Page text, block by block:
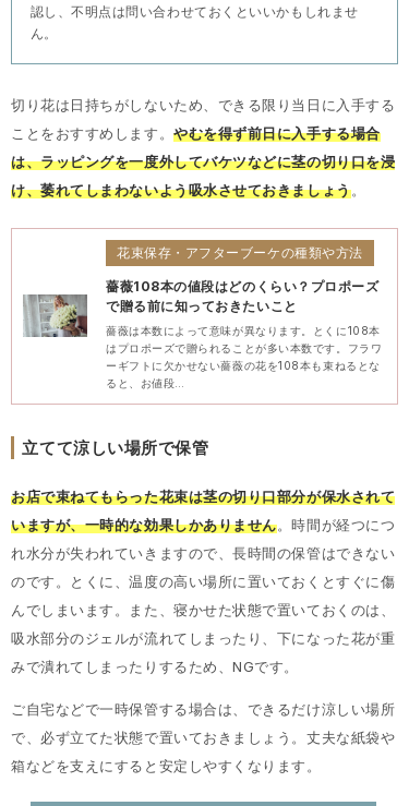
認し、不明点は問い合わせておくといいかもしれませ
ん。
切り花は日持ちがしないため、できる限り当日に入手する
ことをおすすめします。やむを得ず前日に入手する場合
は、ラッピングを一度外してバケツなどに茎の切り口を浸
け、萎れてしまわないよう吸水させておきましょう。
花束保存・アフターブーケの種類や方法
薔薇108本の値段はどのくらい？プロポーズ
で贈る前に知っておきたいこと
薔薇は本数によって意味が異なります。とくに108本
はプロポーズで贈られることが多い本数です。フラワ
ーギフトに欠かせない薔薇の花を108本も束ねるとな
ると、お値段…
立てて涼しい場所で保管
お店で束ねてもらった花束は茎の切り口部分が保水されて
いますが、一時的な効果しかありません。時間が経つにつ
れ水分が失われていきますので、長時間の保管はできない
のです。とくに、温度の高い場所に置いておくとすぐに傷
んでしまいます。また、寝かせた状態で置いておくのは、
吸水部分のジェルが流れてしまったり、下になった花が重
みで潰れてしまったりするため、NGです。
ご自宅などで一時保管する場合は、できるだけ涼しい場所
で、必ず立てた状態で置いておきましょう。丈夫な紙袋や
箱などを支えにすると安定しやすくなります。